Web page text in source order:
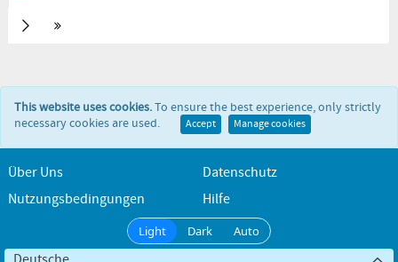
This website uses cookies.To ensure the best experience, only strictly
necessary cookies are used.
Accept Manage cookies
Über Uns
Datenschutz
Nutzungsbedingungen
Hilfe
Light Dark Auto